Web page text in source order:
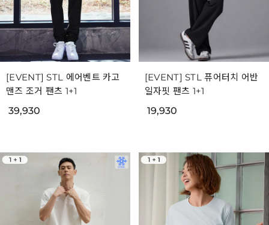
[EVENT] STL 에어벤트 카고
맨즈 조거 팬츠 1+1
39,930
[EVENT] STL 퓨어터치 어반
일자핏 팬츠 1+1
19,930